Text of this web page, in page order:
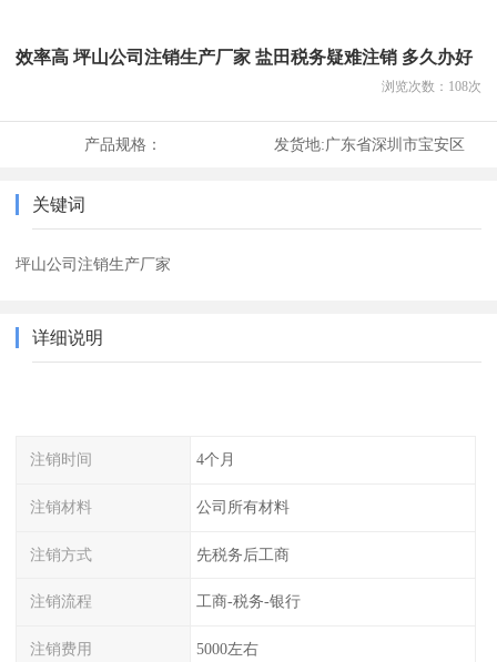
效率高 坪山公司注销生产厂家 盐田税务疑难注销 多久办好
浏览次数： 108次
产品规格： 发货地:广东省深圳市宝安区
关键词
坪山公司注销生产厂家
详细说明
注销时间 4个月
注销材料 公司所有材料
注销方式 先税务后工商
注销流程 工商-税务-银行
注销费用 5000左右